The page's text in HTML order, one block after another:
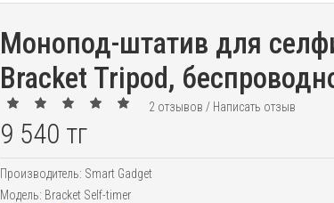
Монопод-штатив для
Bracket Tripod,
2 отзывов / Написать отзыв
9 540 тг
Производитель: Smart Gadget
Модель: Bracket Self-timer